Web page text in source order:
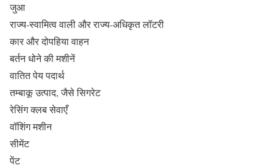
जुआ
राज्य-स्वामित्व वाली और राज्य-अधिकृत लॉटरी
कार और दोपहिया वाहन
बर्तन धोने की मशीनें
वातित पेय पदार्थ
तम्बाकू उत्पाद, जैसे सिगरेट
रेसिंग क्लब सेवाएँ
वॉशिंग मशीन
सीमेंट
पेंट